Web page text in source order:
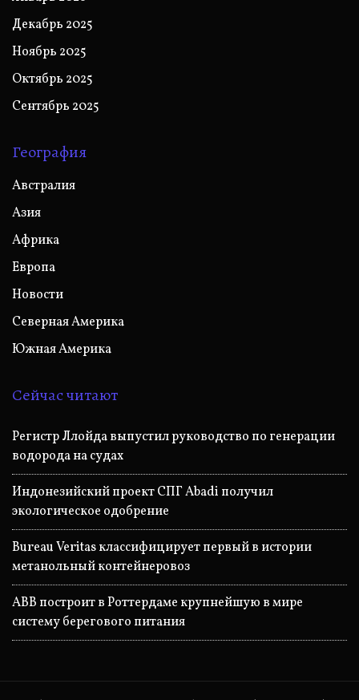
Декабрь 2025
Ноябрь 2025
Октябрь 2025
Сентябрь 2025
География
Австралия
Азия
Африка
Европа
Новости
Северная Америка
Южная Америка
Сейчас читают
Регистр Ллойда выпустил руководство по генерации
водорода на судах
Индонезийский проект СПГ Abadi получил
экологическое одобрение
Bureau Veritas классифицирует первый в истории
метанольный контейнеровоз
ABB построит в Роттердаме крупнейшую в мире
систему берегового питания